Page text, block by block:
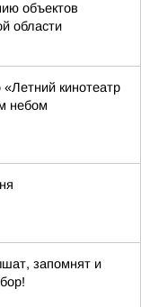
объектов
области
кинотеатр
небом
запомнят и